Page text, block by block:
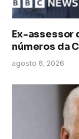
Ex-assessor
números da
agosto 6, 2026